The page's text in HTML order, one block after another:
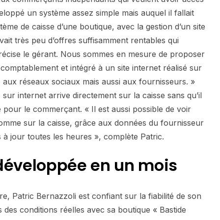
un système assez simple mais auquel il fallait
de caisse d’une boutique, avec la gestion d’un site
très peu d’offres suffisamment rentables qui
le gérant. Nous sommes en mesure de proposer
et intégré à un site internet réalisé sur
réseaux sociaux mais aussi aux fournisseurs. »
internet arrive directement sur la caisse sans qu’il
pour le commerçant. « Il est aussi possible de voir
sur la caisse, grâce aux données du fournisseur
jour toutes les heures », complète Patric.
en un mois
Patric Bernazzoli est confiant sur la fiabilité de son
conditions réelles avec sa boutique « Bastide